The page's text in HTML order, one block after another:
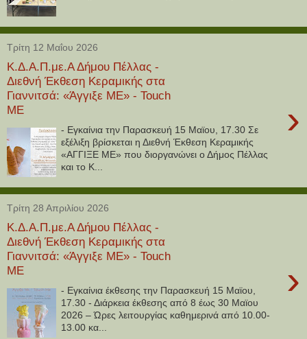
Τρίτη 12 Μαΐου 2026
Κ.Δ.Α.Π.με.Α Δήμου Πέλλας -
Διεθνή Έκθεση Κεραμικής στα
Γιαννιτσά: «Άγγιξε ΜΕ» - Touch
ME
›
- Εγκαίνια την Παρασκευή 15 Μαϊου, 17.30 Σε
εξέλιξη βρίσκεται η Διεθνή Έκθεση Κεραμικής
«ΑΓΓΙΞΕ ΜΕ» που διοργανώνει ο Δήμος Πέλλας
και το Κ...
Τρίτη 28 Απριλίου 2026
Κ.Δ.Α.Π.με.Α Δήμου Πέλλας -
Διεθνή Έκθεση Κεραμικής στα
Γιαννιτσά: «Άγγιξε ΜΕ» - Touch
ME
›
- Εγκαίνια έκθεσης την Παρασκευή 15 Μαϊου,
17.30 - Διάρκεια έκθεσης από 8 έως 30 Μαϊου
2026 – Ώρες λειτουργίας καθημερινά από 10.00-
13.00 κα...